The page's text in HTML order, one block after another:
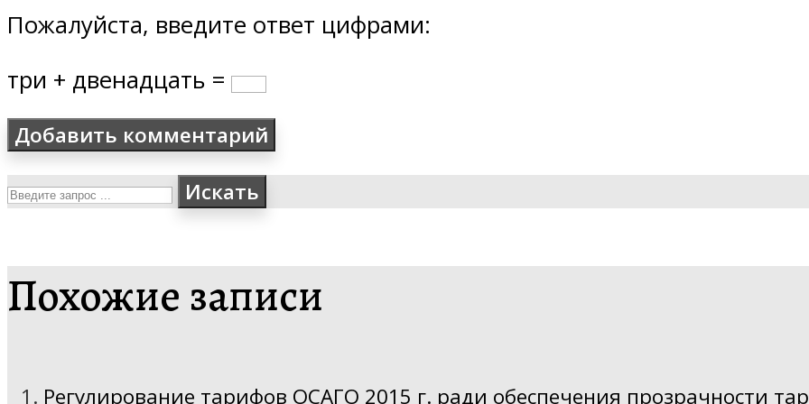
Пожалуйста, введите ответ цифрами:
три + двенадцать =
Искать
Похожие записи
Регулирование тарифов ОСАГО 2015 г. ради обеспечения прозрачности